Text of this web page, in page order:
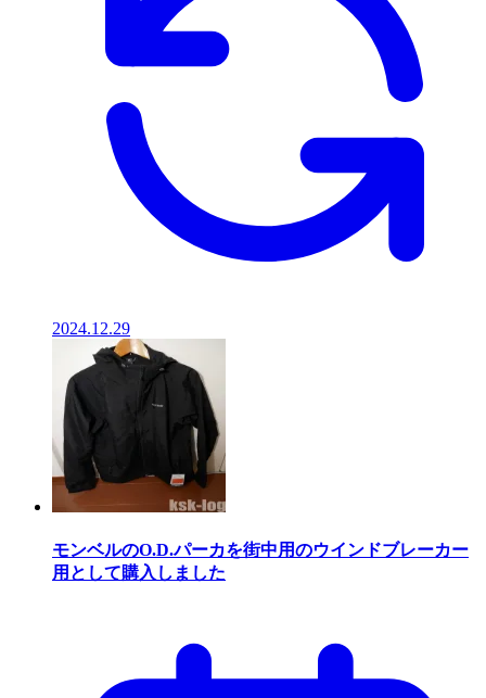
2024.12.29
モンベルのO.D.パーカを街中用のウインドブレーカー
用として購入しました